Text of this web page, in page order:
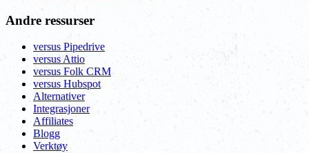
Andre ressurser
versus Pipedrive
versus Attio
versus Folk CRM
versus Hubspot
Alternativer
Integrasjoner
Affiliates
Blogg
Verktøy